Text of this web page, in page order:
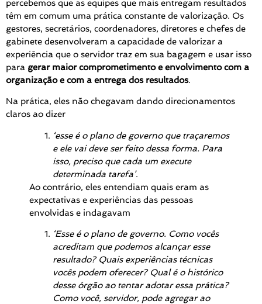
percebemos que as equipes que mais entregam resultados
têm em comum uma prática constante de valorização. Os
gestores, secretários, coordenadores, diretores e chefes de
gabinete desenvolveram a capacidade de valorizar a
experiência que o servidor traz em sua bagagem e usar isso
para gerar maiorcomprometimento e envolvimentocom a
organização e com a entrega dos resultados.
Na prática, eles não chegavam dando direcionamentos
claros ao dizer
‘esse é o plano de governo que traçaremos
e ele vai deve ser feito dessa forma. Para
isso, preciso que cada um execute
determinada tarefa’.
Ao contrário, eles entendiam quais eram as
expectativas e experiências das pessoas
envolvidas e indagavam
‘Esse é o plano de governo. Como vocês
acreditam que podemos alcançar esse
resultado? Quais experiências técnicas
vocês podem oferecer? Qual é o histórico
desse órgão ao tentar adotar essa prática?
Como você, servidor, pode agregar ao